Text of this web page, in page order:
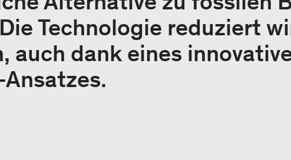
Technologie reduziert
auch dank eines